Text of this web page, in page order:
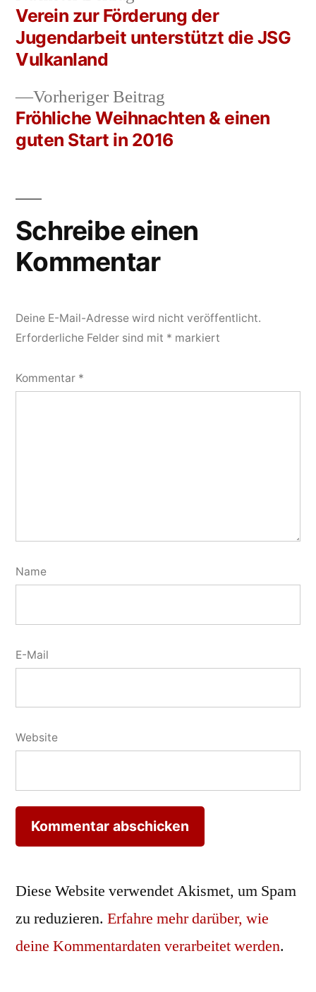
Beitrags-
Navigation
Vorheriger Beitrag
Beitrag:
Fröhliche Weihnachten & einen
guten Start in 2016
Beitrag:
Verein zur Förderung der
Jugendarbeit unterstützt die JSG
Vulkanland
Schreibe einen
Kommentar
Deine E-Mail-Adresse wird nicht veröffentlicht.
Erforderliche Felder sind mit * markiert
Kommentar *
Name
E-Mail
Website
Diese Website verwendet Akismet, um Spam
zu reduzieren. Erfahre mehr darüber, wie
deine Kommentardaten verarbeitet werden.